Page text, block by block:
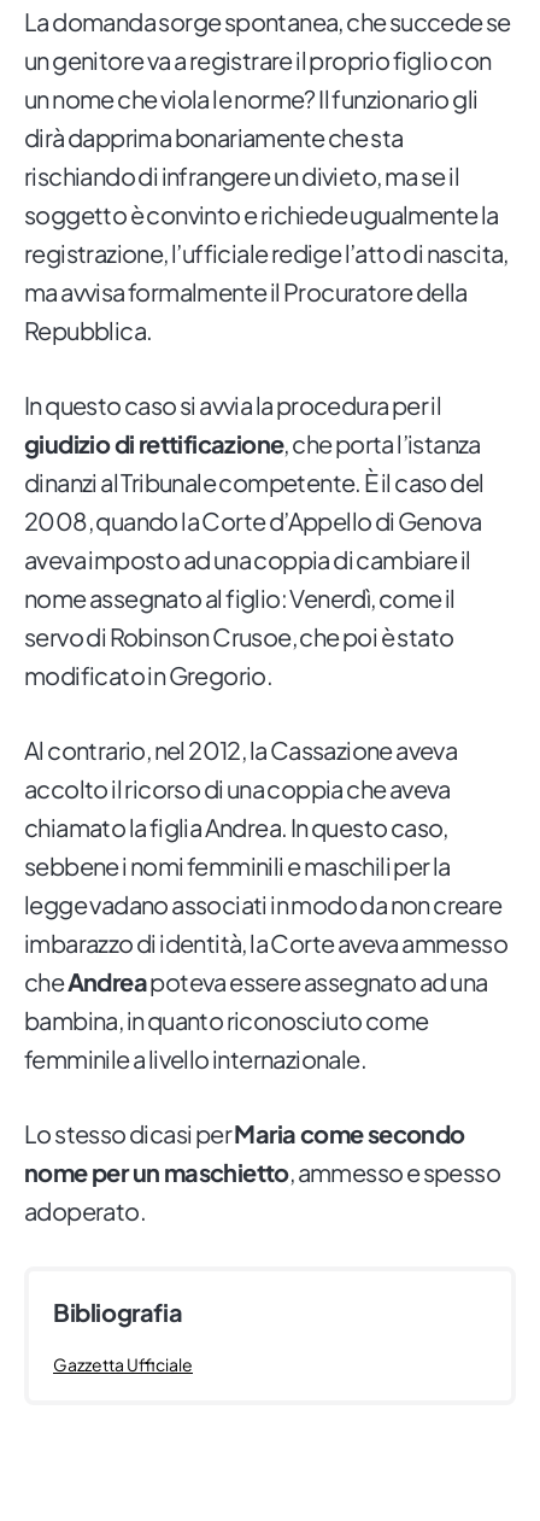
La domanda sorge spontanea, che succede se
un genitore va a registrare il proprio figlio con
un nome che viola le norme? Il funzionario gli
dirà dapprima bonariamente che sta
rischiando di infrangere un divieto, ma se il
soggetto è convinto e richiede ugualmente la
registrazione, l’ufficiale redige l’atto di nascita,
ma avvisa formalmente il Procuratore della
Repubblica.
In questo caso si avvia la procedura per il
giudizio di rettificazione, che porta l’istanza
dinanzi al Tribunale competente. È il caso del
2008, quando la Corte d’Appello di Genova
aveva imposto ad una coppia di cambiare il
nome assegnato al figlio: Venerdì, come il
servo di Robinson Crusoe, che poi è stato
modificato in Gregorio.
Al contrario, nel 2012, la Cassazione aveva
accolto il ricorso di una coppia che aveva
chiamato la figlia Andrea. In questo caso,
sebbene i nomi femminili e maschili per la
legge vadano associati in modo da non creare
imbarazzo di identità, la Corte aveva ammesso
cheAndreapoteva essere assegnato ad una
bambina, in quanto riconosciuto come
femminile a livello internazionale.
Lo stesso dicasi perMaria come secondo
nome per un maschietto, ammesso e spesso
adoperato.
Bibliografia
Gazzetta Ufficiale